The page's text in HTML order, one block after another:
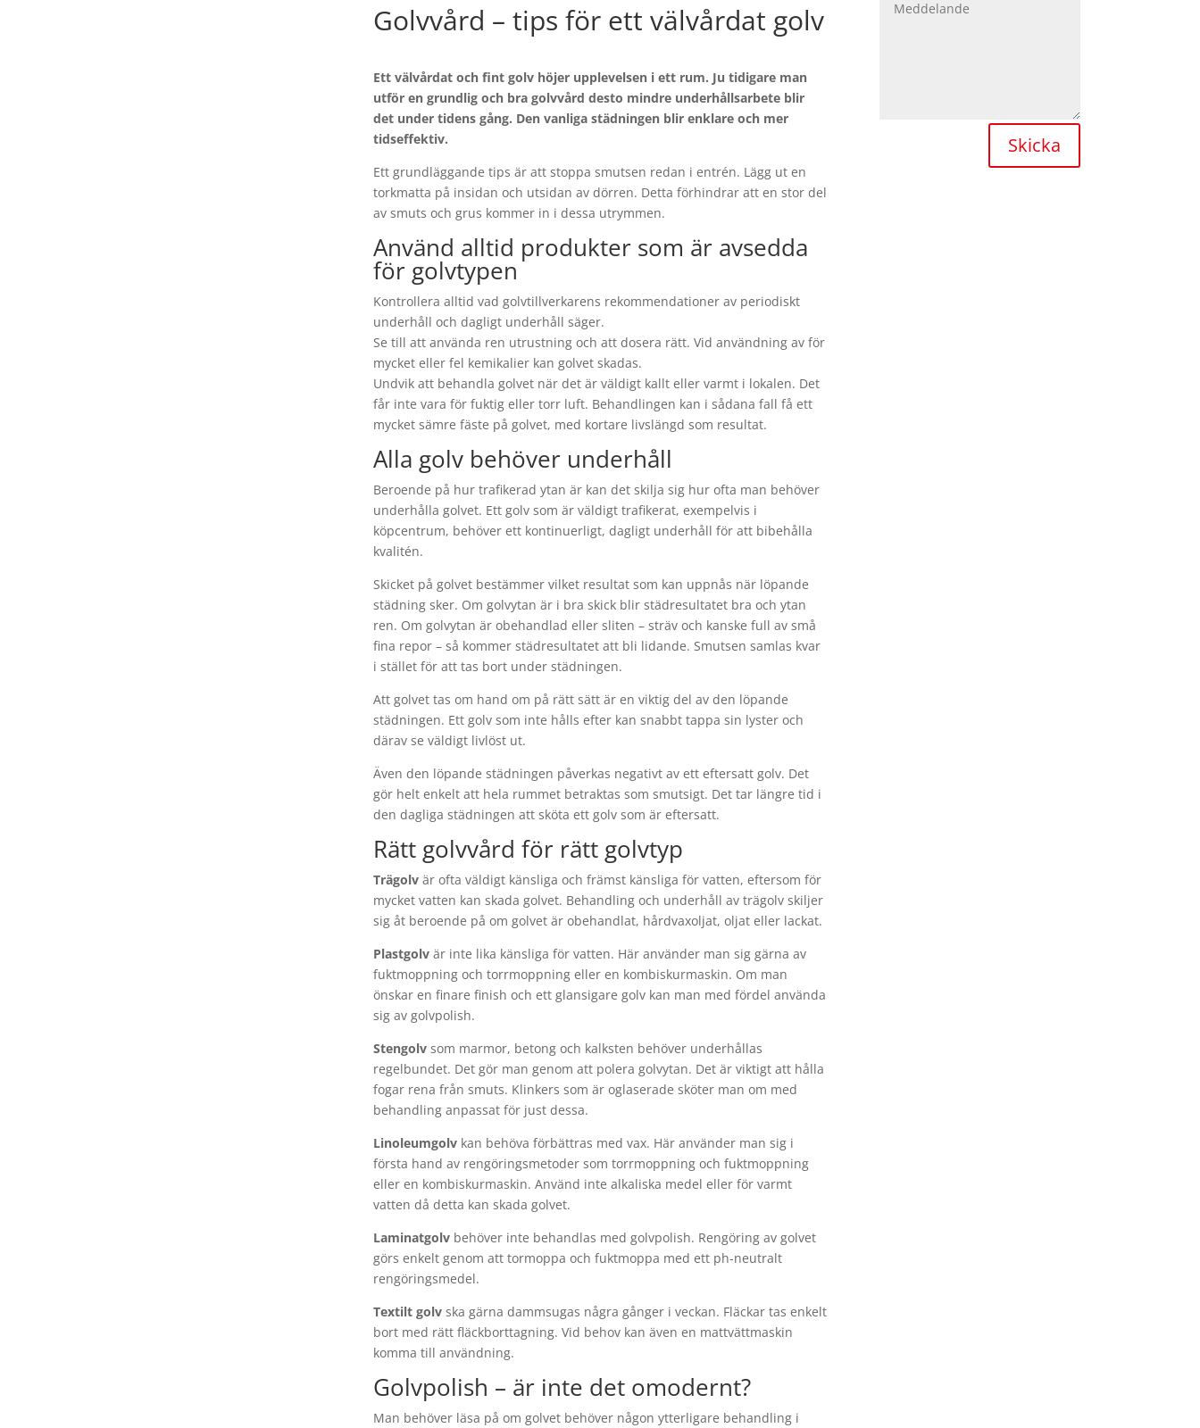
Golvvård – tips för ett välvårdat golv
Ett välvårdat och fint golv höjer upplevelsen i ett rum. Ju tidigare man
utför en grundlig och bra golvvård desto mindre underhållsarbete blir
det under tidens gång. Den vanliga städningen blir enklare och mer
tidseffektiv.
Ett grundläggande tips är att stoppa smutsen redan i entrén. Lägg ut en
torkmatta på insidan och utsidan av dörren. Detta förhindrar att en stor del
av smuts och grus kommer in i dessa utrymmen.
Använd alltid produkter som är avsedda
för golvtypen
Kontrollera alltid vad golvtillverkarens rekommendationer av periodiskt
underhåll och dagligt underhåll säger.
Se till att använda ren utrustning och att dosera rätt. Vid användning av för
mycket eller fel kemikalier kan golvet skadas.
Undvik att behandla golvet när det är väldigt kallt eller varmt i lokalen. Det
får inte vara för fuktig eller torr luft. Behandlingen kan i sådana fall få ett
mycket sämre fäste på golvet, med kortare livslängd som resultat.
Alla golv behöver underhåll
Beroende på hur trafikerad ytan är kan det skilja sig hur ofta man behöver
underhålla golvet. Ett golv som är väldigt trafikerat, exempelvis i
köpcentrum, behöver ett kontinuerligt, dagligt underhåll för att bibehålla
kvalitén.
Skicket på golvet bestämmer vilket resultat som kan uppnås när löpande
städning sker. Om golvytan är i bra skick blir städresultatet bra och ytan
ren. Om golvytan är obehandlad eller sliten – sträv och kanske full av små
fina repor – så kommer städresultatet att bli lidande. Smutsen samlas kvar
i stället för att tas bort under städningen.
Att golvet tas om hand om på rätt sätt är en viktig del av den löpande
städningen. Ett golv som inte hålls efter kan snabbt tappa sin lyster och
därav se väldigt livlöst ut.
Även den löpande städningen påverkas negativt av ett eftersatt golv. Det
gör helt enkelt att hela rummet betraktas som smutsigt. Det tar längre tid i
den dagliga städningen att sköta ett golv som är eftersatt.
Rätt golvvård för rätt golvtyp
Trägolvär ofta väldigt känsliga och främst känsliga för vatten, eftersom för
mycket vatten kan skada golvet. Behandling och underhåll av trägolv skiljer
sig åt beroende på om golvet är obehandlat, hårdvaxoljat, oljat eller lackat.
Plastgolvär inte lika känsliga för vatten. Här använder man sig gärna av
fuktmoppning och torrmoppning eller en kombiskurmaskin. Om man
önskar en finare finish och ett glansigare golv kan man med fördel använda
sig av golvpolish.
Stengolvsom marmor, betong och kalksten behöver underhållas
regelbundet. Det gör man genom att polera golvytan. Det är viktigt att hålla
fogar rena från smuts. Klinkers som är oglaserade sköter man om med
behandling anpassat för just dessa.
Linoleumgolvkan behöva förbättras med vax. Här använder man sig i
första hand av rengöringsmetoder som torrmoppning och fuktmoppning
eller en kombiskurmaskin. Använd inte alkaliska medel eller för varmt
vatten då detta kan skada golvet.
Laminatgolvbehöver inte behandlas med golvpolish. Rengöring av golvet
görs enkelt genom att tormoppa och fuktmoppa med ett ph-neutralt
rengöringsmedel.
Textilt golvska gärna dammsugas några gånger i veckan. Fläckar tas enkelt
bort med rätt fläckborttagning. Vid behov kan även en mattvättmaskin
komma till användning.
Golvpolish – är inte det omodernt?
Man behöver läsa på om golvet behöver någon ytterligare behandling i
Skicka